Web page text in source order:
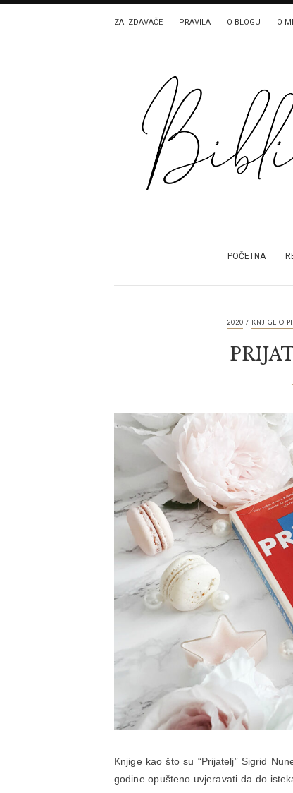
ZA IZDAVAČE PRAVILA O BLOGU O
POČETNA
2020 / KNJIGE O
Knjige kao što su “Prijatelj” Sigrid
godine opušteno uvjeravati da do